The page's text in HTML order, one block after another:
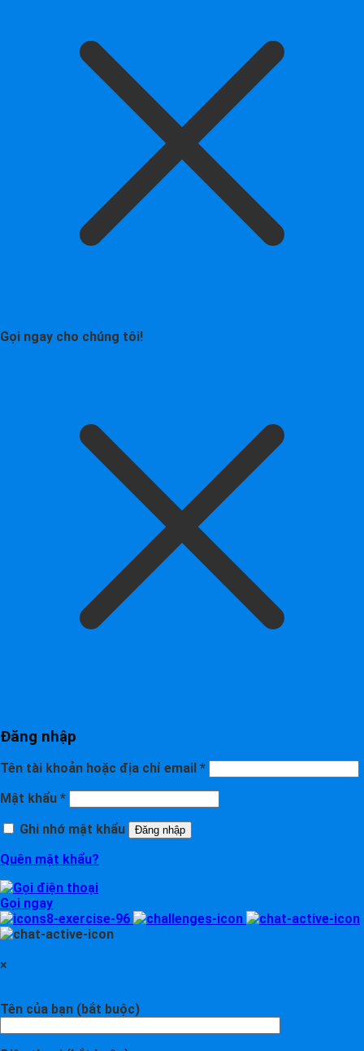
Gọi ngay cho chúng tôi!
Đăng nhập
Tên tài khoản hoặc địa chỉ email *
Mật khẩu *
Ghi nhớ mật khẩu
Đăng nhập
Quên mật khẩu?
Gọi ngay
×
Tên của bạn (bắt buộc)